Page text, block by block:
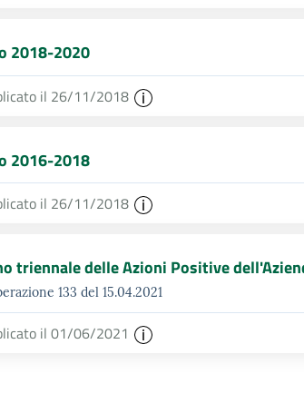
2018-2020
il 26/11/2018
2016-2018
il 26/11/2018
triennale delle Azioni Positive
133 del 15.04.2021
il 01/06/2021